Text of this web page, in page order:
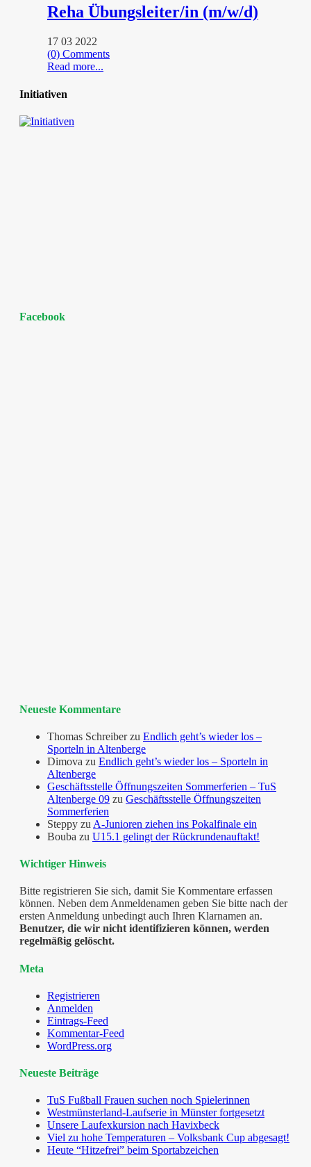
Reha Übungsleiter/in (m/w/d)
17 03 2022
(0) Comments
Read more...
Initiativen
Facebook
Neueste Kommentare
Thomas Schreiberzu Endlich geht’s wieder los –
Sporteln in Altenberge
Dimova zu Endlich geht’s wieder los – Sporteln in
Altenberge
Geschäftsstelle Öffnungszeiten Sommerferien – TuS
Altenberge 09 zu Geschäftsstelle Öffnungszeiten
Sommerferien
Steppy zu A-Junioren ziehen ins Pokalfinale ein
Bouba zu U15.1 gelingt der Rückrundenauftakt!
Wichtiger Hinweis
Bitte registrieren Sie sich, damit Sie Kommentare erfassen
können. Neben dem Anmeldenamen geben Sie bitte nach der
ersten Anmeldung unbedingt auch Ihren Klarnamen an.
Benutzer, die wir nicht identifizieren können, werden
regelmäßig gelöscht.
Meta
Registrieren
Anmelden
Eintrags-Feed
Kommentar-Feed
WordPress.org
Neueste Beiträge
TuS Fußball Frauen suchen noch Spielerinnen
Westmünsterland-Laufserie in Münster fortgesetzt
Unsere Laufexkursion nach Havixbeck
Viel zu hohe Temperaturen – Volksbank Cup abgesagt!
Heute “Hitzefrei” beim Sportabzeichen